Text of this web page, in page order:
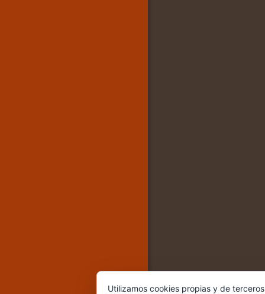
Utilizamos cookies propias y de